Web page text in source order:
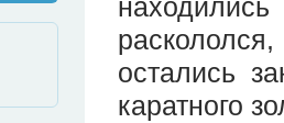
остались
каратного